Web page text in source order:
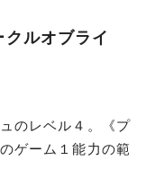
ルオブライ
のレベル４。《プ
ゲーム１能力の範